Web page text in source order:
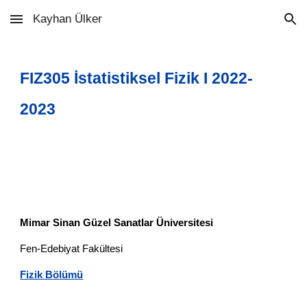
Skip to main content Skip to navigation
Kayhan Ülker
FIZ305 İstatistiksel Fizik I 2022-
2023
Mimar Sinan Güzel Sanatlar Üniversitesi
Fen-Edebiyat Fakültesi
Fizik Bölümü